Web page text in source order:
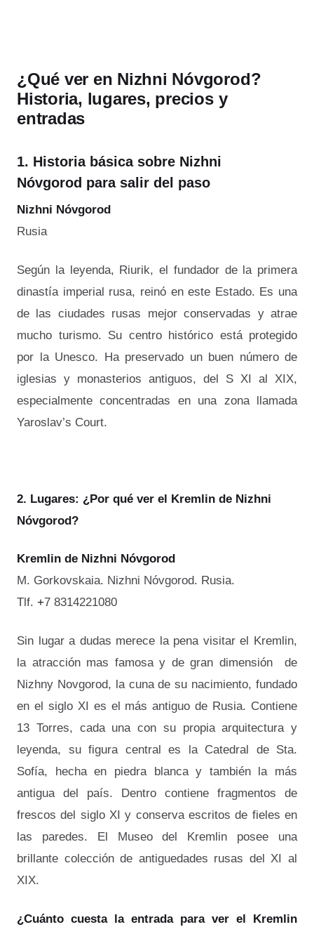
¿Qué ver en Nizhni Nóvgorod?
Historia, lugares, precios y
entradas
1. Historia básica sobre Nizhni
Nóvgorod para salir del paso
Nizhni Nóvgorod
Rusia
Según la leyenda, Riurik, el fundador de la primera
dinastía imperial rusa, reinó en este Estado. Es una
de las ciudades rusas mejor conservadas y atrae
mucho turismo. Su centro histórico está protegido
por la Unesco. Ha preservado un buen número de
iglesias y monasterios antiguos, del S XI al XIX,
especialmente concentradas en una zona llamada
Yaroslav’s Court.
2. Lugares: ¿Por qué ver el Kremlin de Nizhni
Nóvgorod?
Kremlin de Nizhni Nóvgorod
M. Gorkovskaia. Nizhni Nóvgorod. Rusia.
Tlf. +7 8314221080
Sin lugar a dudas merece la pena visitar el Kremlin,
la atracción mas famosa y de gran dimensión de
Nizhny Novgorod, la cuna de su nacimiento, fundado
en el siglo XI es el más antiguo de Rusia. Contiene
13 Torres, cada una con su propia arquitectura y
leyenda, su figura central es la Catedral de Sta.
Sofía, hecha en piedra blanca y también la más
antigua del país. Dentro contiene fragmentos de
frescos del siglo XI y conserva escritos de fieles en
las paredes. El Museo del Kremlin posee una
brillante colección de antiguedades rusas del XI al
XIX.
¿Cuánto cuesta la entrada para ver el Kremlin